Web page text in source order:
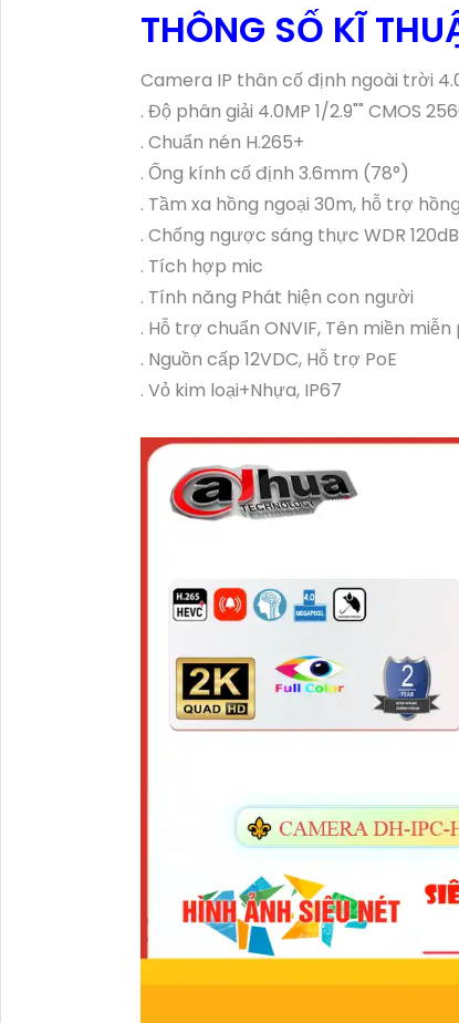
THÔNG SỐ KĨ
Camera IP thân cố định ngoài trời
. Độ phân giải 4.0MP 1/2.9"" CMOS
. Chuẩn nén H.265+
. Ống kính cố định 3.6mm (78°)
. Tầm xa hồng ngoại 30m, hỗ trợ
. Chống ngược sáng thực WDR 120dB
. Tích hợp mic
. Tính năng Phát hiện con người
. Hỗ trợ chuẩn ONVIF, Tên miền
. Nguồn cấp 12VDC, Hỗ trợ PoE
. Vỏ kim loại+Nhựa, IP67